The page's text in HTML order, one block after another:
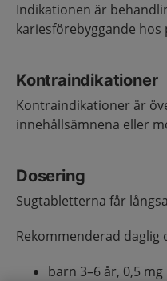
Indikationen är
kariesförebyggande
Kontraindikationer
Kontraindikationer är
innehållsämnena eller
Dosering
Sugtabletterna får
Rekommenderad daglig
barn 3–6 år, 0,5 mg